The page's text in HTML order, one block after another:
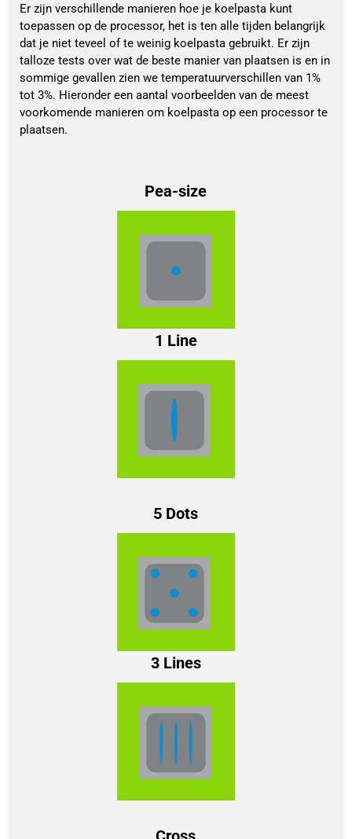
Er zijn verschillende manieren hoe je koelpasta kunt
toepassen op de processor, het is ten alle tijden belangrijk
dat je niet teveel of te weinig koelpasta gebruikt. Er zijn
talloze tests over wat de beste manier van plaatsen is en in
sommige gevallen zien we temperatuurverschillen van 1%
tot 3%. Hieronder een aantal voorbeelden van de meest
voorkomende manieren om koelpasta op een processor te
plaatsen.
Pea-size
1 Line
5 Dots
3 Lines